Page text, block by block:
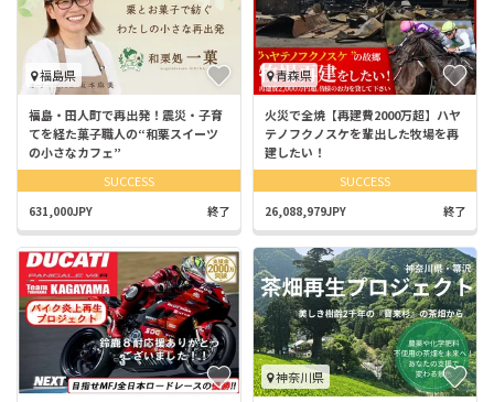
福島県
福島・田人町で再出発！震災・子育
てを経た菓子職人の“和栗スイーツ
の小さなカフェ”
SUCCESS
631,000JPY 終了
青森県
火災で全焼【再建費2000万超】ハヤ
テノフクノスケを輩出した牧場を再
建したい！
SUCCESS
26,088,979JPY 終了
神奈川県